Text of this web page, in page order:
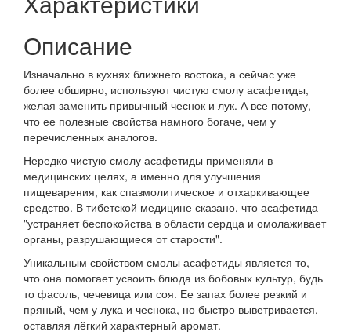
Описание
Изначально в кухнях ближнего востока, а сейчас уже
более обширно, используют чистую смолу асафетиды,
желая заменить привычный чеснок и лук. А все потому,
что ее полезные свойства намного богаче, чем у
перечисленных аналогов.
Нередко чистую смолу асафетиды применяли в
медицинских целях, а именно для улучшения
пищеварения, как спазмолитическое и отхаркивающее
средство. В тибетской медицине сказано, что асафетида
"устраняет беспокойства в области сердца и омолаживает
органы, разрушающиеся от старости".
Уникальным свойством смолы асафетиды является то,
что она помогает усвоить блюда из бобовых культур, будь
то фасоль, чечевица или соя. Ее запах более резкий и
пряный, чем у лука и чеснока, но быстро выветривается,
оставляя лёгкий характерный аромат.